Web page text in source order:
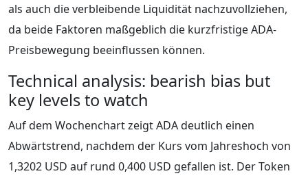
als auch die verbleibende Liquidität nachzuvollziehen,
da beide Faktoren maßgeblich die kurzfristige ADA-
Preisbewegung beeinflussen können.
Technical analysis: bearish bias but
key levels to watch
Auf dem Wochenchart zeigt ADA deutlich einen
Abwärtstrend, nachdem der Kurs vom Jahreshoch von
1,3202 USD auf rund 0,400 USD gefallen ist. Der Token